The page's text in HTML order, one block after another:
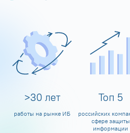
>30 лет
работы на рынке ИБ
Топ 5
российских
сфере защиты
информации